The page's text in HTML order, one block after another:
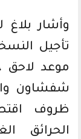
وأشار
موعد لاحق
شفشاون
ظروف
الحرائق